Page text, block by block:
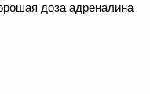
доза адреналина